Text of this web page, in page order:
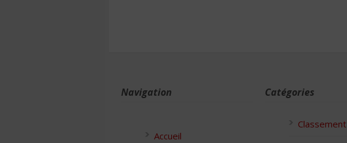
Navigation
Accueil
Catégories
Classement